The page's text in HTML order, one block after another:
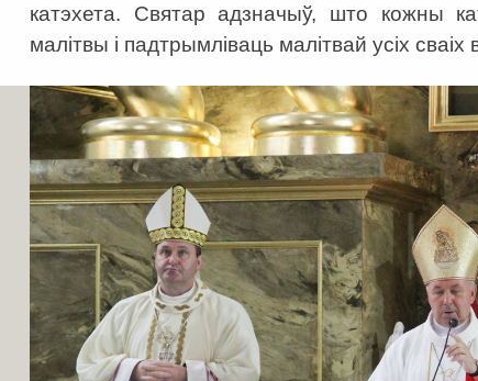
катэхета. Святар адзначыў, што кожны
малітвы і падтрымліваць малітвай усіх сваіх